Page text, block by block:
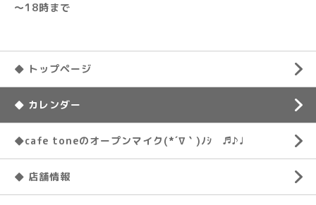
〜18時まで
◆ トップページ
◆ カレンダー
◆cafe toneのオープンマイク(*´∇｀)ﾉｼ ♬♪♩
◆ 店舗情報